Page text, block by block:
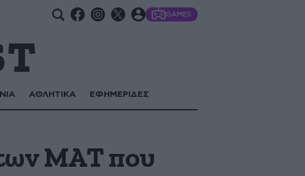
GAMES
ΑΘΛΗΤΙΚΑ ΕΦΗΜΕΡΙΔΕΣ
των ΜΑΤ που